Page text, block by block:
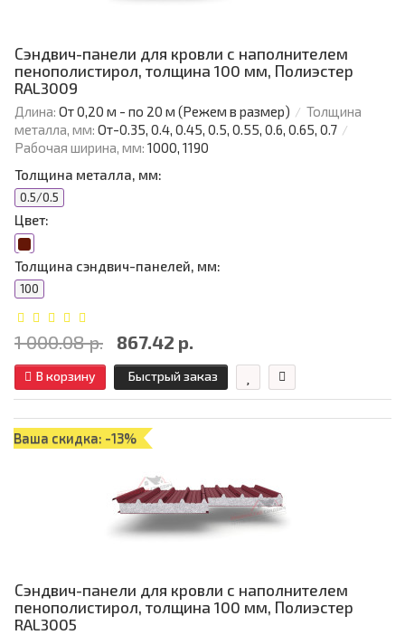
Сэндвич-панели для кровли с наполнителем
пенополистирол, толщина 100 мм, Полиэстер
RAL3009
Длина: От 0,20 м - по 20 м (Режем в размер)
Толщина
металла, мм: От-0.35, 0.4, 0.45, 0.5, 0.55, 0.6, 0.65, 0.7
Рабочая ширина, мм: 1000, 1190
Толщина металла, мм:
0.5/0.5
Цвет:
Толщина сэндвич-панелей, мм:
100
1 000.08 р. 867.42 р.
В корзину Быстрый заказ
Ваша скидка: -13%
Сэндвич-панели для кровли с наполнителем
пенополистирол, толщина 100 мм, Полиэстер
RAL3005